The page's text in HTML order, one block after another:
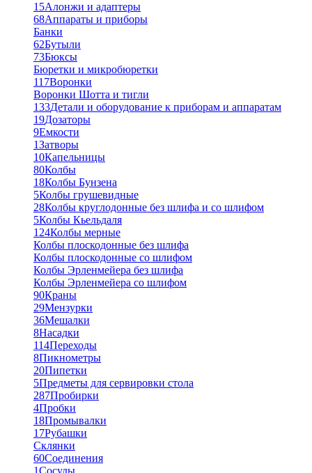
15Алонжи и адаптеры
68Аппараты и приборы
Банки
62Бутыли
73Бюксы
Бюретки и микробюретки
117Воронки
Воронки Шотта и тигли
133Детали и оборудование к приборам и аппаратам
19Дозаторы
9Емкости
1Затворы
10Капельницы
80Колбы
18Колбы Бунзена
5Колбы грушевидные
28Колбы круглодонные без шлифа и со шлифом
5Колбы Кьельдаля
124Колбы мерные
Колбы плоскодонные без шлифа
Колбы плоскодонные со шлифом
Колбы Эрленмейера без шлифа
Колбы Эрленмейера со шлифом
90Краны
29Мензурки
36Мешалки
8Насадки
114Переходы
8Пикнометры
20Пипетки
5Предметы для сервировки стола
287Пробирки
4Пробки
18Промывалки
17Рубашки
Склянки
60Соединения
1Сосуды